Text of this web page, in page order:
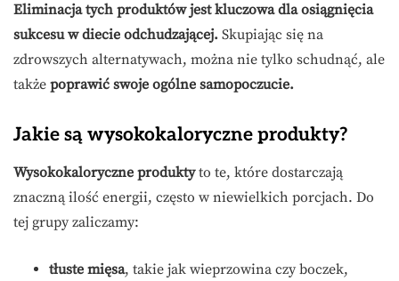
Eliminacja tych produktów jest kluczowa dla osiągnięcia
sukcesu w diecie odchudzającej. Skupiając się na
zdrowszych alternatywach, można nie tylko schudnąć, ale
także poprawić swoje ogólne samopoczucie.
Jakie są wysokokaloryczne produkty?
Wysokokaloryczne produktyto te, które dostarczają
znaczną ilość energii, często w niewielkich porcjach. Do
tej grupy zaliczamy:
tłuste mięsa, takie jak wieprzowina czy boczek,